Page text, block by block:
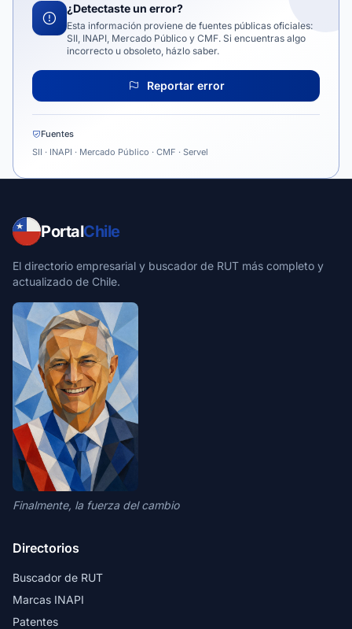
¿Detectaste un error?
Esta información proviene de fuentes públicas oficiales:
SII, INAPI, Mercado Público y CMF. Si encuentras algo
incorrecto u obsoleto, házlo saber.
Reportar error
Fuentes
SII · INAPI · Mercado Público · CMF · Servel
PortalChile
El directorio empresarial y buscador de RUT más completo y
actualizado de Chile.
Finalmente, la fuerza del cambio
Directorios
Buscador de RUT
Marcas INAPI
Patentes